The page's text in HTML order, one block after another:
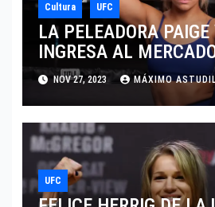
Cultura UFC
LA PELEADORA
INGRESA AL
ONLYFANS SIN DEJAR
DEPORTIVA
NOV 27, 2023 MÁXIMO
UFC